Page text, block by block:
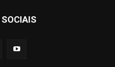
SOCIAIS